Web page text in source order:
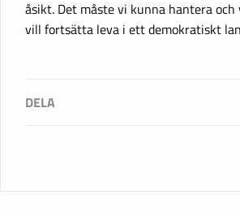
åsikt. Det måste vi kunna hantera och
vill fortsätta leva i ett demokratiskt